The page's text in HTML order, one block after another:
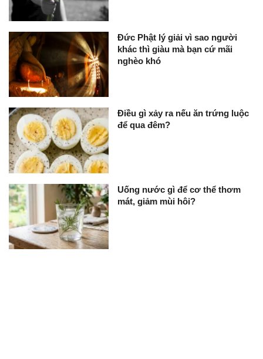
Đức Phật lý giải vì sao người
khác thì giàu mà bạn cứ mãi
nghèo khó
Điều gì xảy ra nếu ăn trứng luộc
để qua đêm?
Uống nước gì để cơ thể thơm
mát, giảm mùi hôi?